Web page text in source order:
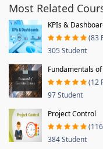
Most Related
KPIs &
(83
305 Student
Fundamentals
(12
97 Student
Project Control
384 Student